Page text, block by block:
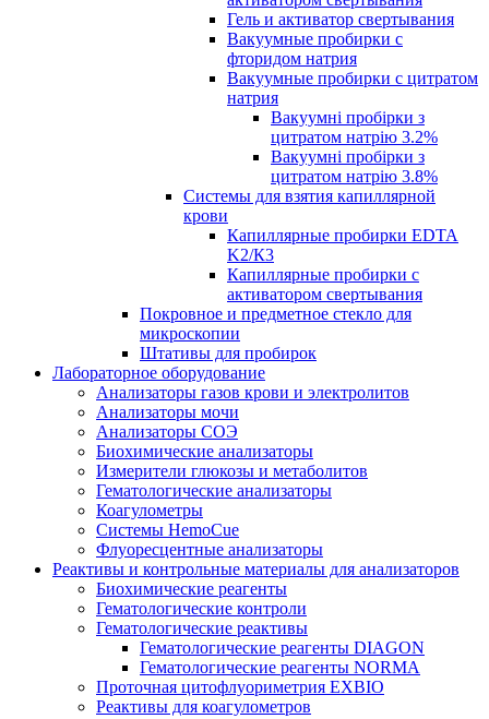
Гель и активатор свертывания
Вакуумные пробирки с
фторидом натрия
Вакуумные пробирки с цитратом
натрия
Вакуумні пробірки з
цитратом натрію 3.2%
Вакуумні пробірки з
цитратом натрію 3.8%
Системы для взятия капиллярной
крови
Капиллярные пробирки EDTA
K2/К3
Капиллярные пробирки с
активатором свертывания
Покровное и предметное стекло для
микроскопии
Штативы для пробирок
Лабораторное оборудование
Анализаторы газов крови и электролитов
Анализаторы мочи
Анализаторы СОЭ
Биохимические анализаторы
Измерители глюкозы и метаболитов
Гематологические анализаторы
Коагулометры
Системы HemoCue
Флуоресцентные анализаторы
Реактивы и контрольные материалы для анализаторов
Биохимические реагенты
Гематологические контроли
Гематологические реактивы
Гематологические реагенты DIAGON
Гематологические реагенты NORMA
Проточная цитофлуориметрия EXBIO
Реактивы для коагулометров